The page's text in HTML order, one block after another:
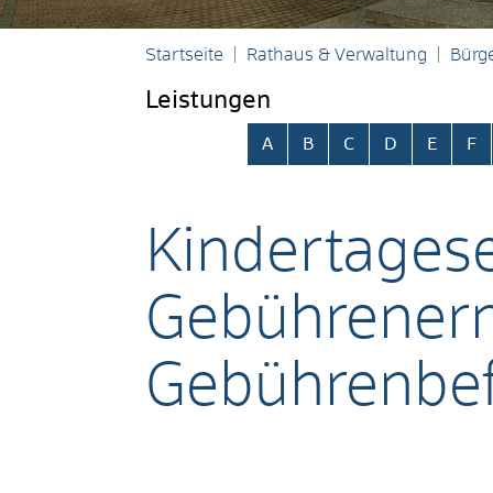
Startseite Rathaus & Verwaltung
Leistungen
Alphabetisches Register
A B C D E F